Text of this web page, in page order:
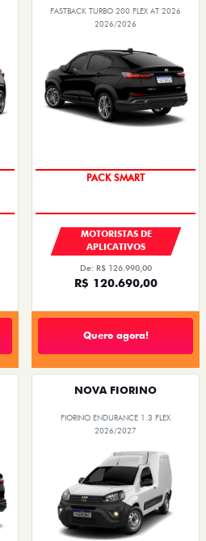
FASTBACK TURBO 200 FLEX AT 2026
2026/2026
PACK SMART
MOTORISTAS DE
APLICATIVOS
De: R$ 126.990,00
R$ 120.690,00
Quero agora!
NOVA FIORINO
FIORINO ENDURANCE 1.3 FLEX
2026/2027